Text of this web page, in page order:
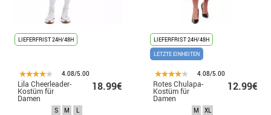
LIEFERFRIST 24H/48H
4.08/5.00
Lila Cheerleader-
Kostüm für
Damen
18.99€
S M L
LIEFERFRIST 24H/48H
LETZTE EINHEITEN
4.08/5.00
Rotes Chulapa-
Kostüm für
Damen
12.99€
M XL